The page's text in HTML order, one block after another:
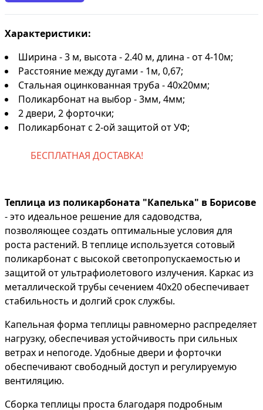
Характеристики:
Ширина - 3 м, высота - 2.40 м, длина - от 4-10м;
Расстояние между дугами - 1м, 0,67;
Стальная оцинкованная труба - 40х20мм;
Поликарбонат на выбор - 3мм, 4мм;
2 двери, 2 форточки;
Поликарбонат с 2-ой защитой от УФ;
БЕСПЛАТНАЯ ДОСТАВКА!
Теплица из поликарбоната "Капелька" в Борисове
- это идеальное решение для садоводства,
позволяющее создать оптимальные условия для
роста растений. В теплице используется сотовый
поликарбонат с высокой светопропускаемостью и
защитой от ультрафиолетового излучения. Каркас из
металлической трубы сечением 40х20 обеспечивает
стабильность и долгий срок службы.
Капельная форма теплицы равномерно распределяет
нагрузку, обеспечивая устойчивость при сильных
ветрах и непогоде. Удобные двери и форточки
обеспечивают свободный доступ и регулируемую
вентиляцию.
Сборка теплицы проста благодаря подробным